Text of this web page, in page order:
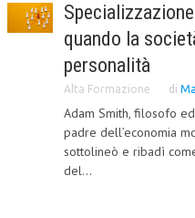
LA RIVISTA
COMITATO SCIENTIFICO
REDAZIONE
PEER REVIEW
quando la
personalità
Alta Formazione di
Adam Smith, filosofo
padre dell’economia
sottolineò e ribadì
del...